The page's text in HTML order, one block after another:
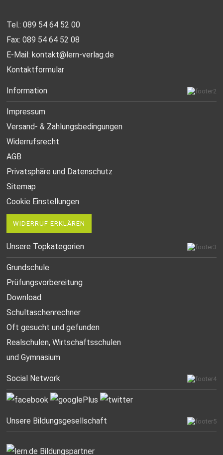
Tel.: 089 54 64 52 00
Fax: 089 54 64 52 08
E-Mail:kontakt@lern-verlag.de
Kontaktformular
Information
Impressum
Versand- & Zahlungsbedingungen
Widerrufsrecht
AGB
Privatsphäre und Datenschutz
Sitemap
Cookie Einstellungen
WIDERRUF ERKLÄREN
Unsere Topkategorien
Grundschule
Prüfungsvorbereitung
Download
Schultaschenrechner
Oft gesucht und gefunden
Realschulen,Wirtschaftsschulen
und Gymnasium
Social Network
Unsere Bildungsgesellschaft